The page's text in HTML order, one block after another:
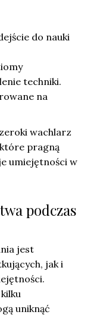
do nauki
techniki.
na
wachlarz
pragną
umiejętności w
podczas
jest
jak i
uniknąć